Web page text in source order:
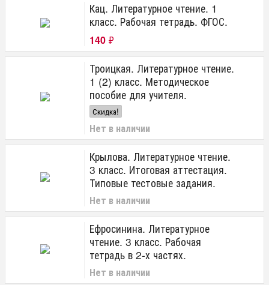
Кац. Литературное чтение. 1
класс. Рабочая тетрадь. ФГОС.
140 ₽
Троицкая. Литературное чтение.
1 (2) класс. Методическое
пособие для учителя.
Скидка!
Нет в наличии
Крылова. Литературное чтение.
3 класс. Итоговая аттестация.
Типовые тестовые задания.
Нет в наличии
Ефросинина. Литературное
чтение. 3 класс. Рабочая
тетрадь в 2-х частях.
Нет в наличии